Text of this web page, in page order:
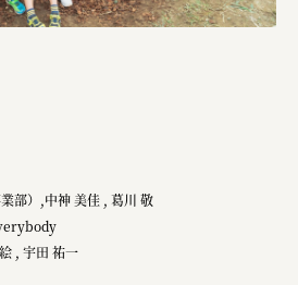
部）,中神 美佳 , 葛川 敬
, 宇田 祐一